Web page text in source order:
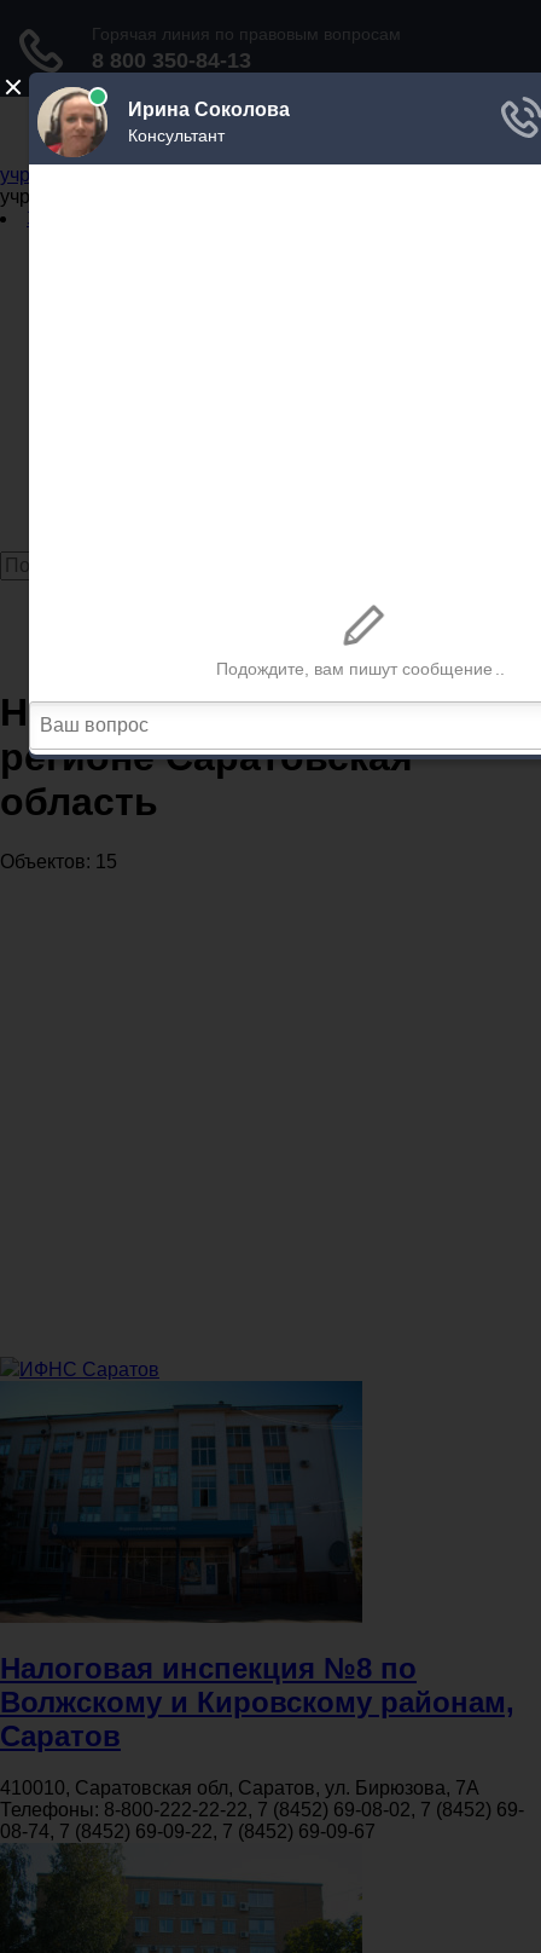
Не официальный справочник государственных
учреждений
учреждений
Задать вопрос юристу
Налоговые инспекции в
регионе Саратовская
область
Объектов: 15
ИФНС Саратов
Налоговая инспекция №8 по
Волжскому и Кировскому районам,
Саратов
410010, Саратовская обл, Саратов, ул. Бирюзова, 7А
Телефоны: 8-800-222-22-22, 7 (8452) 69-08-02, 7 (8452) 69-
08-74, 7 (8452) 69-09-22, 7 (8452) 69-09-67